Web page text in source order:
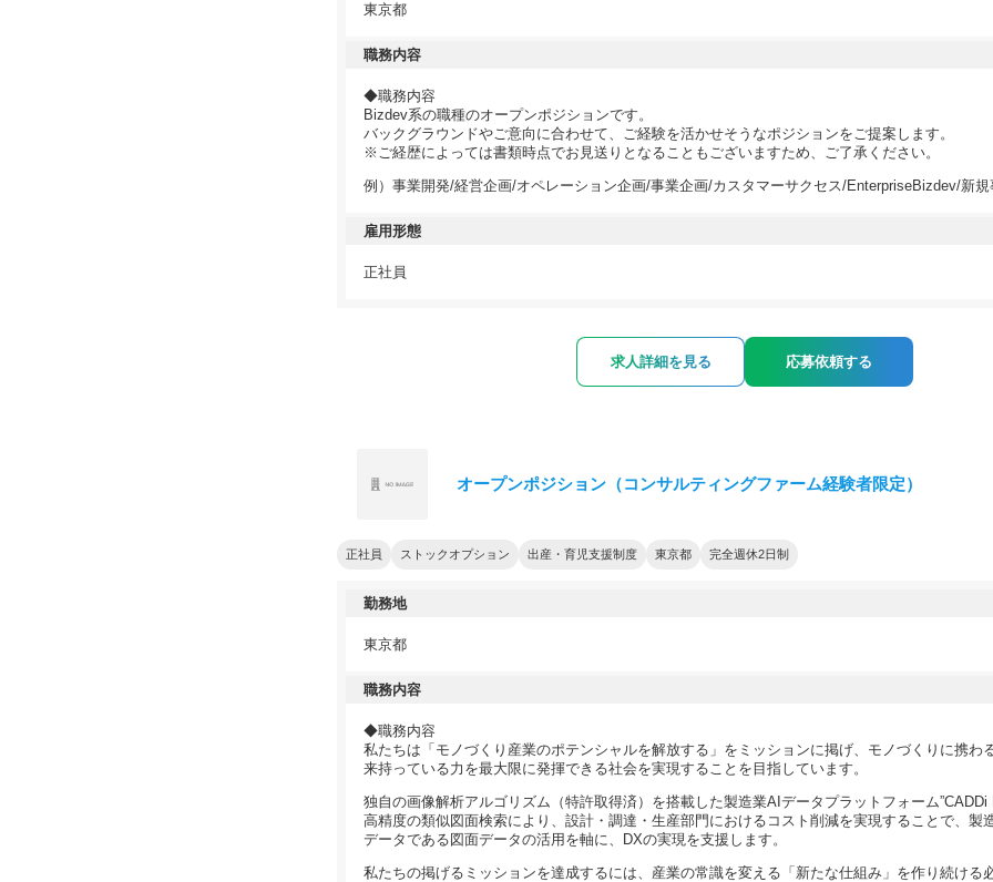
東京都
職務内容
◆職務内容
Bizdev系の職種のオープンポジションです。
バックグラウンドやご意向に合わせて、ご経験を活かせそうなポジションをご提案します。
※ご経歴によっては書類時点でお見送りとなることもございますため、ご了承ください。
例）事業開発/経営企画/オペレーション企画/事業企画/カスタマーサクセス/EnterpriseBizdev/新
雇用形態
正社員
求人詳細を見る 応募依頼する
オープンポジション（コンサルティングファーム経験者限定）
正社員 ストックオプション 出産・育児支援制度 東京都 完全週休2日制
勤務地
東京都
職務内容
◆職務内容
私たちは「モノづくり産業のポテンシャルを解放する」をミッションに掲げ、モノづくりに携わ
来持っている力を最大限に発揮できる社会を実現することを目指しています。
独自の画像解析アルゴリズム（特許取得済）を搭載した製造業AIデータプラットフォーム”CADDi
高精度の類似図面検索により、設計・調達・生産部門におけるコスト削減を実現することで、製
データである図面データの活用を軸に、DXの実現を支援します。
私たちの掲げるミッションを達成するには、産業の常識を変える「新たな仕組み」を作り続ける